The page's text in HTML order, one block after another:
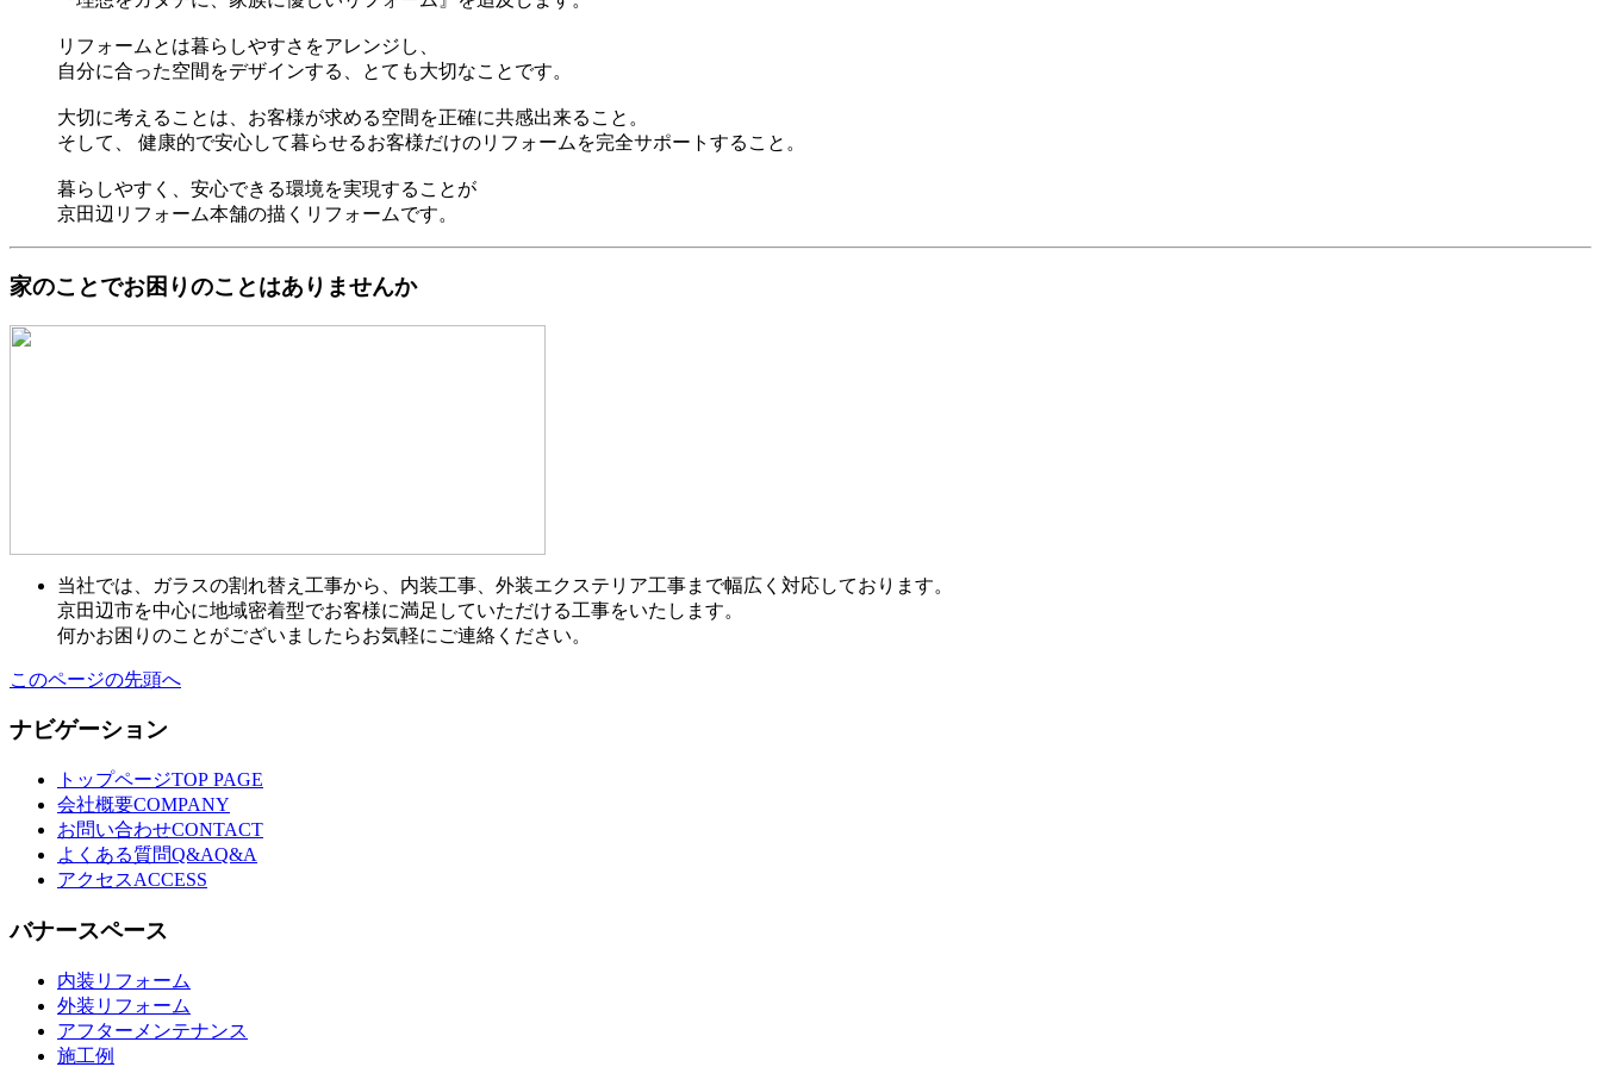
リフォームとは暮らしやすさをアレンジし、
自分に合った空間をデザインする、とても大切なことです。
大切に考えることは、お客様が求める空間を正確に共感出来ること。
そして、 健康的で安心して暮らせるお客様だけのリフォームを完全サポートすること。
暮らしやすく、安心できる環境を実現することが
京田辺リフォーム本舗の描くリフォームです。
家のことでお困りのことはありませんか
当社では、ガラスの割れ替え工事から、内装工事、外装エクステリア工事まで幅広く対応しております。
京田辺市を中心に地域密着型でお客様に満足していただける工事をいたします。
何かお困りのことがございましたらお気軽にご連絡ください。
このページの先頭へ
ナビゲーション
トップページTOP PAGE
会社概要COMPANY
お問い合わせCONTACT
よくある質問Q&AQ&A
アクセスACCESS
バナースペース
内装リフォーム
外装リフォーム
アフターメンテナンス
施工例